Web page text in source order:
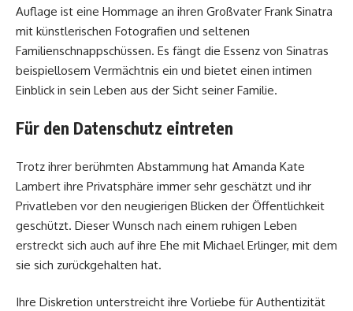
Auflage ist eine Hommage an ihren Großvater Frank Sinatra
mit künstlerischen Fotografien und seltenen
Familienschnappschüssen. Es fängt die Essenz von Sinatras
beispiellosem Vermächtnis ein und bietet einen intimen
Einblick in sein Leben aus der Sicht seiner Familie.
Für den Datenschutz eintreten
Trotz ihrer berühmten Abstammung hat Amanda Kate
Lambert ihre Privatsphäre immer sehr geschätzt und ihr
Privatleben vor den neugierigen Blicken der Öffentlichkeit
geschützt. Dieser Wunsch nach einem ruhigen Leben
erstreckt sich auch auf ihre Ehe mit Michael Erlinger, mit dem
sie sich zurückgehalten hat.
Ihre Diskretion unterstreicht ihre Vorliebe für Authentizität